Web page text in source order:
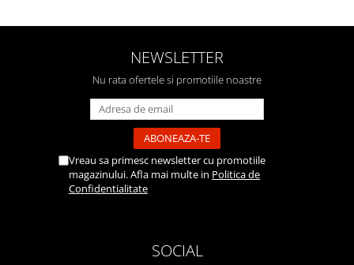
NEWSLETTER
Nu rata ofertele si promotiile noastre
Vreau sa primesc newsletter cu promotiile
magazinului. Afla mai multe in Politica de
Confidentialitate
SOCIAL